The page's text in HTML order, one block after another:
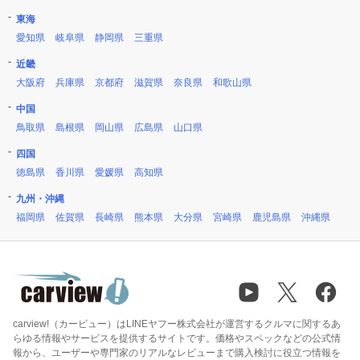
東海
愛知県
岐阜県 静岡県 三重県
近畿
大阪府
兵庫県 京都府 滋賀県 奈良県 和歌山県
中国
鳥取県
島根県 岡山県 広島県 山口県
四国
徳島県
香川県 愛媛県 高知県
九州・沖縄
福岡県
佐賀県 長崎県 熊本県 大分県 宮崎県 鹿児島県 沖縄県
carview!（カービュー）はLINEヤフー株式会社が運営するクルマに関するあ
らゆる情報やサービスを提供するサイトです。価格やスペックなどの公式情
報から、ユーザーや専門家のリアルなレビューまで購入検討に役立つ情報を